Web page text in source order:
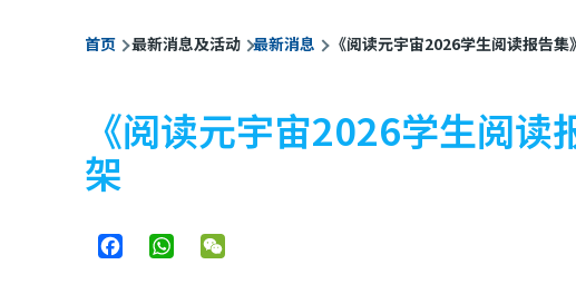
面
包
屑
首页 最新消息及活动 最新消息 《阅读元宇宙2026学生阅读报告
《阅读元宇宙2026学生阅
架
FacebookWhatsApp